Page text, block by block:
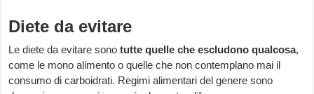
Diete da evitare
Le diete da evitare sonotutte quelle che escludono qualcosa,
come le mono alimento o quelle che non contemplano mai il
consumo di carboidrati. Regimi alimentari del genere sono